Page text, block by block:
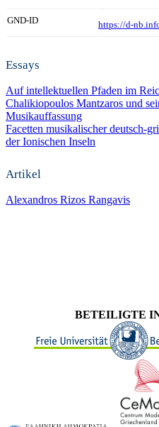
GND-ID https://d-
Essays
Auf intellektuellen Pfaden im
Chalikiopoulos Mantzaros und
Musikauffassung
Facetten musikalischer deutsch-
der Ionischen Inseln
Artikel
Alexandros Rizos Rangavis
BETEILIGTE